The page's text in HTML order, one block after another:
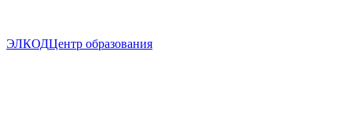
ЭЛКОДЦентр образования